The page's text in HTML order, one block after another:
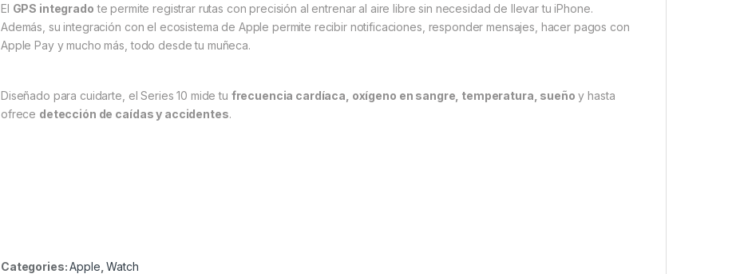
El GPS integrado te permite registrar rutas con precisión al entrenar al aire libre sin necesidad de llevar tu iPhone.
Además, su integración con el ecosistema de Apple permite recibir notificaciones, responder mensajes, hacer pagos con
Apple Pay y mucho más, todo desde tu muñeca.
Diseñado para cuidarte, el Series 10 mide tu frecuencia cardíaca, oxígeno en sangre, temperatura, sueño y hasta
ofrece detección de caídas y accidentes.
Categories:Apple ,Watch